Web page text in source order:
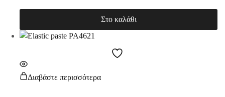
Στο καλάθι
Διαβάστε περισσότερα